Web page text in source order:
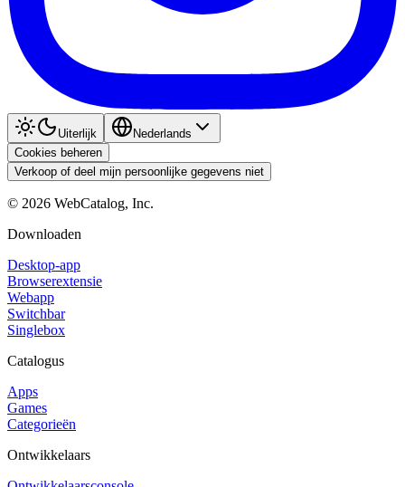
Uiterlijk
Nederlands
Cookies beheren
Verkoop of deel mijn persoonlijke gegevens niet
© 2026 WebCatalog, Inc.
Downloaden
Desktop-app
Browserextensie
Webapp
Switchbar
Singlebox
Catalogus
Apps
Games
Categorieën
Ontwikkelaars